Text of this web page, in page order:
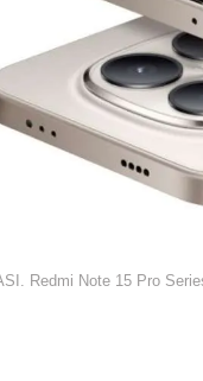
Redmi Note 15 Pro